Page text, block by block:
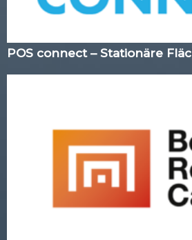
POS connect – Stationäre